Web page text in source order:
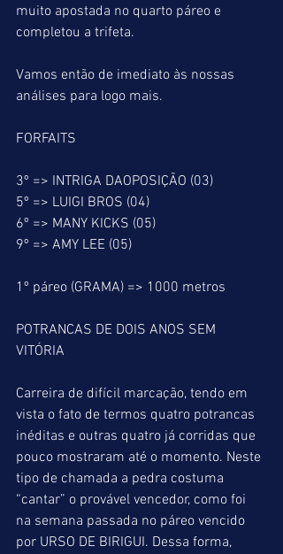
muito apostada no quarto páreo e
completou a trifeta.
Vamos então de imediato às nossas
análises para logo mais.
FORFAITS
3º => INTRIGA DAOPOSIÇÃO (03)
5º => LUIGI BROS (04)
6º => MANY KICKS (05)
9º => AMY LEE (05)
1º páreo (GRAMA) => 1000 metros
POTRANCAS DE DOIS ANOS SEM
VITÓRIA
Carreira de difícil marcação, tendo em
vista o fato de termos quatro potrancas
inéditas e outras quatro já corridas que
pouco mostraram até o momento. Neste
tipo de chamada a pedra costuma
“cantar” o provável vencedor, como foi
na semana passada no páreo vencido
por URSO DE BIRIGUI. Dessa forma,